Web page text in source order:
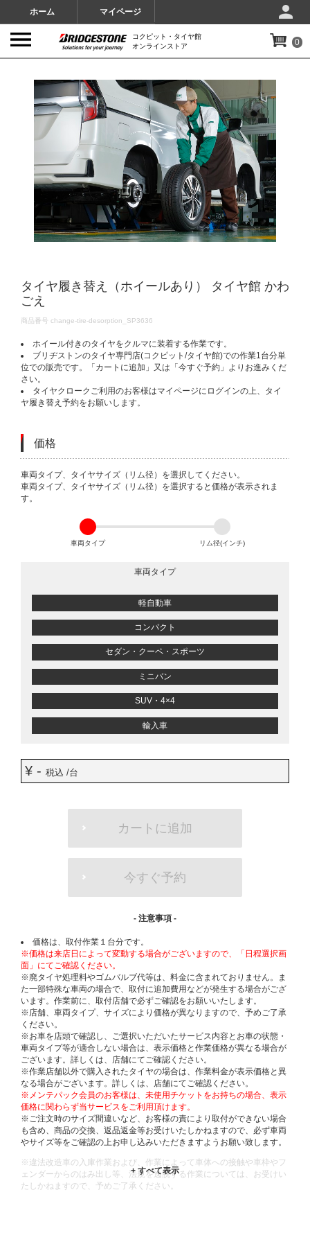
ホーム マイページ
コクピット・タイヤ館
オンラインストア
0
タイヤ履き替え（ホイールあり） タイヤ館 かわ
ごえ
DETAILS
商品番号 change-tire-desorption_SP3636
ホイール付きのタイヤをクルマに装着する作業です。
ブリヂストンのタイヤ専門店(コクピット/タイヤ館)での作業1台分単
位での販売です。「カートに追加」又は「今すぐ予約」よりお進みくだ
さい。
タイヤクロークご利用のお客様はマイページにログインの上、タイ
ヤ履き替え予約をお願いします。
価格
VARIATIONS
車両タイプ、タイヤサイズ（リム径）を選択してください。
車両タイプ、タイヤサイズ（リム径）を選択すると価格が表示されま
す。
車両タイプ リム径(インチ)
車両タイプ
軽自動車
コンパクト
セダン・クーペ・スポーツ
ミニバン
SUV・4×4
輸入車
¥ - 税込 /台
OPTIONS
カートに追加
今すぐ予約
- 注意事項 -
価格は、取付作業１台分です。
※価格は来店日によって変動する場合がございますので、「日程選択画
面」にてご確認ください。
※廃タイヤ処理料やゴムバルブ代等は、料金に含まれておりません。ま
た一部特殊な車両の場合で、取付に追加費用などが発生する場合がござ
います。作業前に、取付店舗で必ずご確認をお願いいたします。
※店舗、車両タイプ、サイズにより価格が異なりますので、予めご了承
ください。
※お車を店頭で確認し、ご選択いただいたサービス内容とお車の状態・
車両タイプ等が適合しない場合は、表示価格と作業価格が異なる場合が
ございます。詳しくは、店舗にてご確認ください。
※作業店舗以外で購入されたタイヤの場合は、作業料金が表示価格と異
なる場合がございます。詳しくは、店舗にてご確認ください。
※メンテパック会員のお客様は、未使用チケットをお持ちの場合、表示
価格に関わらず当サービスをご利用頂けます。
※ご注文時のサイズ間違いなど、お客様の責により取付ができない場合
も含め、商品の交換、返品返金等お受けいたしかねますので、必ず車両
やサイズ等をご確認の上お申し込みいただきますようお願い致します。
※違法改造車の入庫作業および、作業によって車体への接触や車枠やフ
ェンダーからのはみ出し等、法規を逸脱する作業については、お受けい
たしかねますので、予めご了承ください。